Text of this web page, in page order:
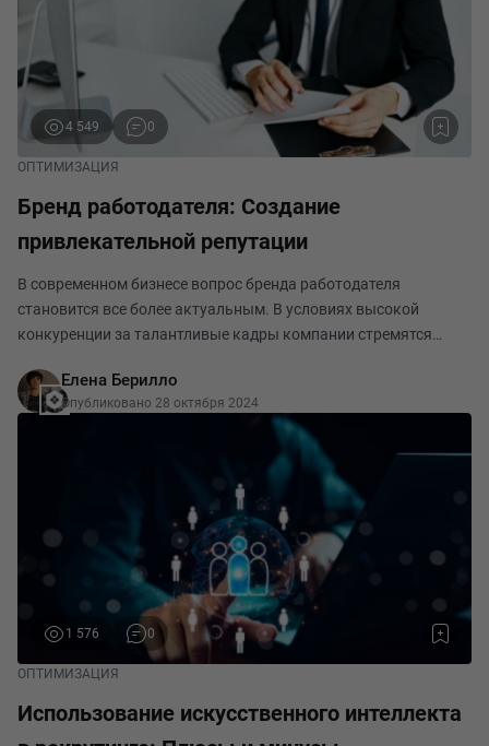
4 549 0
ОПТИМИЗАЦИЯ
Бренд работодателя: Создание
привлекательной репутации
В современном бизнесе вопрос бренда работодателя
становится все более актуальным. В условиях высокой
конкуренции за талантливые кадры компании стремятся
только привлечь новых сотрудников, но и удержать имеющ
Елена Берилло
Опубликовано 28 октября 2024
1 576 0
ОПТИМИЗАЦИЯ
Использование искусственного интеллекта